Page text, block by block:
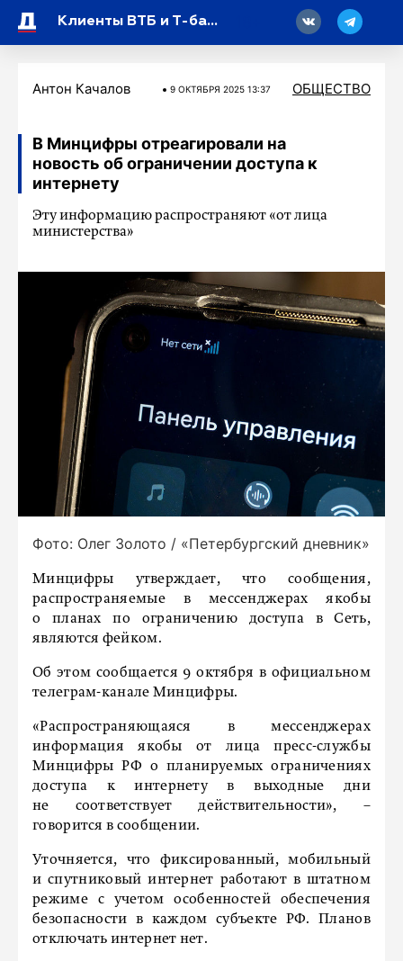
Клиенты ВТБ и Т-банка смогут собрать свои вклады в одном приложении
Антон Качалов 9 ОКТЯБРЯ 2025 13:37 ОБЩЕСТВО
В Минцифры отреагировали на
новость об ограничении доступа к
интернету
Эту информацию распространяют «от лица
министерства»
Фото: Олег Золото / «Петербургский дневник»
Минцифры утверждает, что сообщения,
распространяемые в мессенджерах якобы
о планах по ограничению доступа в Сеть,
являются фейком.
Об этом сообщается 9 октября в официальном
телеграм-канале Минцифры.
«Распространяющаяся в мессенджерах
информация якобы от лица пресс-службы
Минцифры РФ о планируемых ограничениях
доступа к интернету в выходные дни
не соответствует действительности», –
говорится в сообщении.
Уточняется, что фиксированный, мобильный
и спутниковый интернет работают в штатном
режиме с учетом особенностей обеспечения
безопасности в каждом субъекте РФ. Планов
отключать интернет нет.